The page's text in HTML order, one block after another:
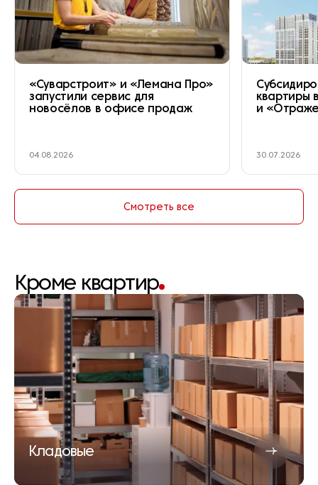
Смотреть все
«Суварстроит» и «Лемана Про»
запустили сервис для
новосёлов в офисе продаж
04.08.2026
квартиры
и
30.07.2026
Кроме квартир
Кладовые